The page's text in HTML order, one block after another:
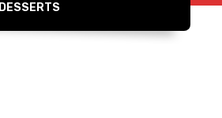
DESSERTS